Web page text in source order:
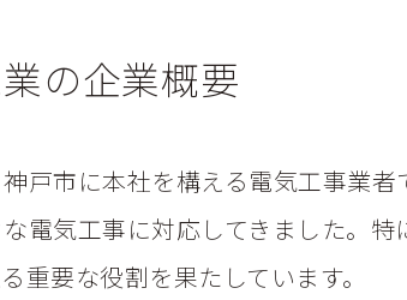
の企業概要
戸市に本社を構える電気工事業
電気工事に対応してきました。
重要な役割を果たしています。